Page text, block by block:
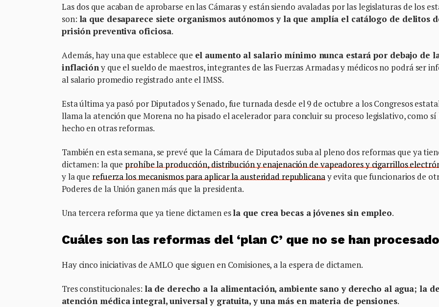
Las dos que acaban de aprobarse en las Cámaras y están siendo avaladas por las legislaturas de los
son: la que desaparece siete organismos autónomos y la que amplía el catálogo de delitos
prisión preventiva oficiosa.
Además, hay una que establece que el aumento al salario mínimo nunca estará por debajo de
inflacióny que el sueldo de maestros, integrantes de las Fuerzas Armadas y médicos no podrá ser
al salario promedio registrado ante el IMSS.
Esta última ya pasó por Diputados y Senado, fue turnada desde el 9 de octubre a los Congresos
llama la atención que Morena no ha pisado el acelerador para concluir su proceso legislativo, como sí
hecho en otras reformas.
También en esta semana, se prevé que la Cámara de Diputados suba al pleno dos reformas que ya
dictamen: la queprohíbe la producción, distribución y enajenación de vapeadores y cigarrillos
y la querefuerza los mecanismos para aplicar la austeridad republicanay evita que funcionarios de
Poderes de la Unión ganen más que la presidenta.
Una tercera reforma que ya tiene dictamen esla que crea becas a jóvenes sin empleo.
Cuáles son las reformas del ‘plan C’ que no se han procesado
Hay cinco iniciativas de AMLO que siguen en Comisiones, a la espera de dictamen.
Tres constitucionales: la de derecho a la alimentación, ambiente sano y derecho al agua; la de
atención médica integral, universal y gratuita, y una más en materia de pensiones.